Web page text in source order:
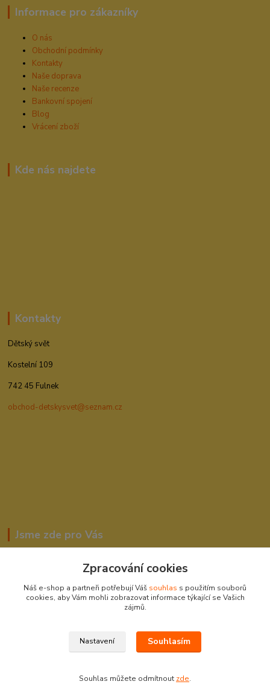
Informace pro zákazníky
O nás
Obchodní podmínky
Kontakty
Naše doprava
Naše recenze
Bankovní spojení
Blog
Vrácení zboží
Kde nás najdete
Kontakty
Dětský svět
Kostelní 109
742 45 Fulnek
obchod-detskysvet@seznam.cz
Jsme zde pro Vás
604278943
Zpracování cookies
Náš e-shop a partneři potřebují Váš souhlas s použitím souborů
cookies, aby Vám mohli zobrazovat informace týkající se Vašich
zájmů.
Nastavení Souhlasím
Souhlas můžete odmítnout zde.